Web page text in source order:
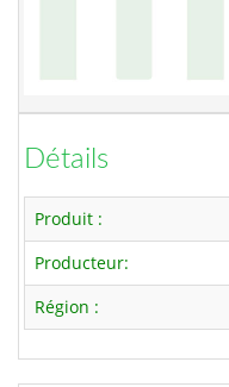
Détails
Produit :
Producteur:
Région :